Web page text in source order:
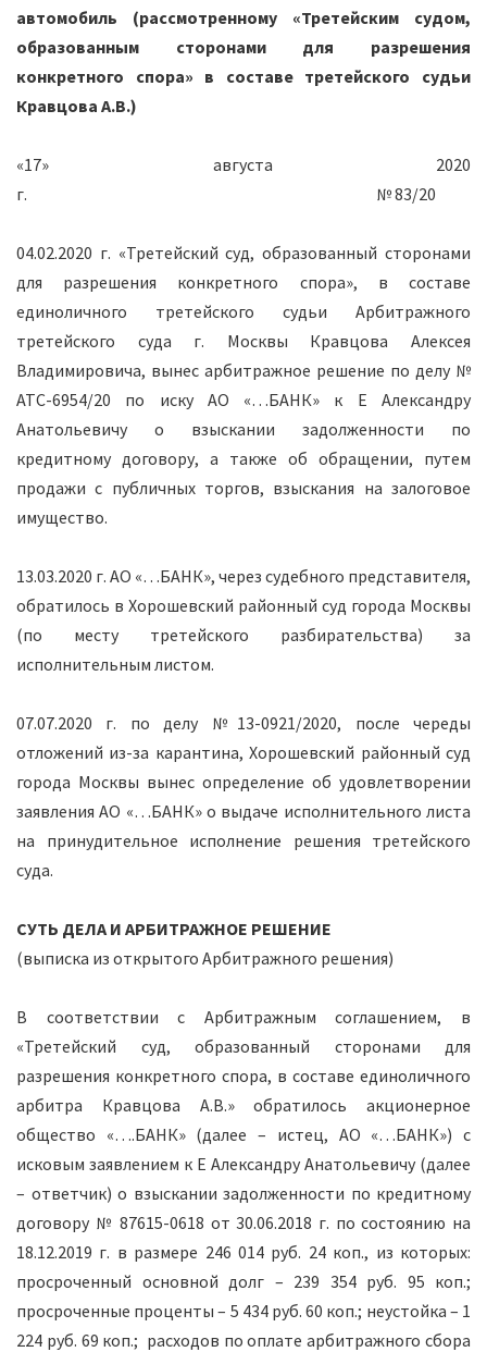
автомобиль (рассмотренному «Третейским судом,
образованным сторонами для разрешения
конкретного спора» в составе третейского судьи
Кравцова А.В.)
«17» августа 2020
г. № 83/20
04.02.2020 г. «Третейский суд, образованный сторонами
для разрешения конкретного спора», в составе
единоличного третейского судьи Арбитражного
третейского суда г. Москвы Кравцова Алексея
Владимировича, вынес арбитражное решение по делу №
АТС-6954/20
по иску АО «…БАНК» к Е
Александру
Анатольевичу о взыскании задолженности по
кредитному договору, а также об обращении, путем
продажи с публичных торгов, взыскания на залоговое
имущество.
13.03.2020 г. АО «…БАНК», через судебного представителя,
обратилось в Хорошевский районный суд города Москвы
(по месту третейского разбирательства) за
исполнительным листом.
07.07.2020 г. по делу №13-0921/2020, после череды
отложений из-за карантина, Хорошевский районный суд
города Москвы вынес определение об удовлетворении
заявления АО «…БАНК» о выдаче исполнительного листа
на принудительное исполнение решения третейского
суда.
СУТЬ ДЕЛА И АРБИТРАЖНОЕ РЕШЕНИЕ
(выписка из открытого Арбитражного решения)
В соответствии с Арбитражным соглашением, в
«Третейский суд, образованный сторонами для
разрешения конкретного спора, в составе единоличного
арбитра Кравцова А.В.» обратилось акционерное
общество «….БАНК» (далее – истец, АО «…БАНК») с
исковым заявлением к Е Александру Анатольевичу (далее
– ответчик) о взыскании задолженности по кредитному
договору № 87615-0618 от 30.06.2018 г. по состоянию на
18.12.2019 г. в размере 246 014 руб. 24 коп., из которых:
просроченный основной долг – 239 354 руб. 95 коп.;
просроченные проценты – 5 434 руб. 60 коп.; неустойка – 1
224 руб. 69 коп.; расходов по оплате арбитражного сбора